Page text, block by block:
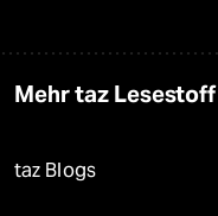
Mehr taz Lesestoff
taz Blogs